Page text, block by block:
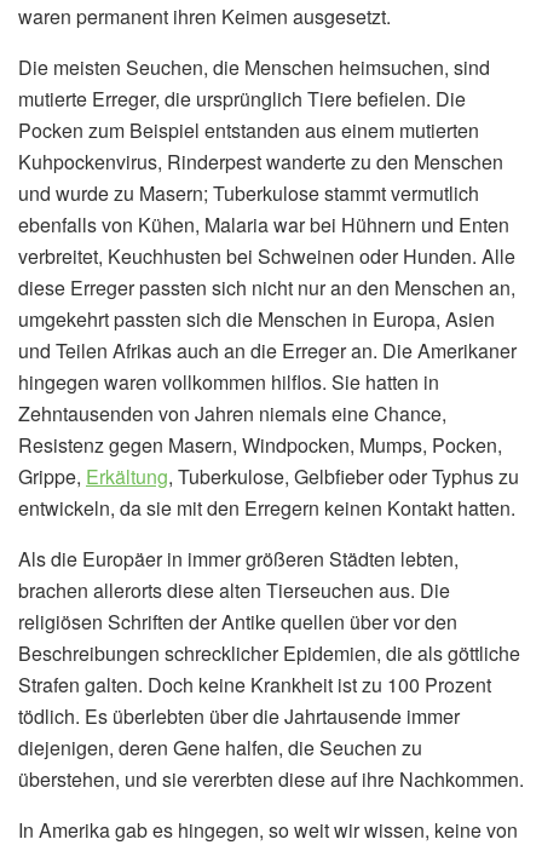
waren permanent ihren Keimen ausgesetzt.
Die meisten Seuchen, die Menschen heimsuchen, sind
mutierte Erreger, die ursprünglich Tiere befielen. Die
Pocken zum Beispiel entstanden aus einem mutierten
Kuhpockenvirus, Rinderpest wanderte zu den Menschen
und wurde zu Masern; Tuberkulose stammt vermutlich
ebenfalls von Kühen, Malaria war bei Hühnern und Enten
verbreitet, Keuchhusten bei Schweinen oder Hunden. Alle
diese Erreger passten sich nicht nur an den Menschen an,
umgekehrt passten sich die Menschen in Europa, Asien
und Teilen Afrikas auch an die Erreger an. Die Amerikaner
hingegen waren vollkommen hilflos. Sie hatten in
Zehntausenden von Jahren niemals eine Chance,
Resistenz gegen Masern, Windpocken, Mumps, Pocken,
Grippe, Erkältung, Tuberkulose, Gelbfieber oder Typhus zu
entwickeln, da sie mit den Erregern keinen Kontakt hatten.
Als die Europäer in immer größeren Städten lebten,
brachen allerorts diese alten Tierseuchen aus. Die
religiösen Schriften der Antike quellen über vor den
Beschreibungen schrecklicher Epidemien, die als göttliche
Strafen galten. Doch keine Krankheit ist zu 100 Prozent
tödlich. Es überlebten über die Jahrtausende immer
diejenigen, deren Gene halfen, die Seuchen zu
überstehen, und sie vererbten diese auf ihre Nachkommen.
In Amerika gab es hingegen, so weit wir wissen, keine von